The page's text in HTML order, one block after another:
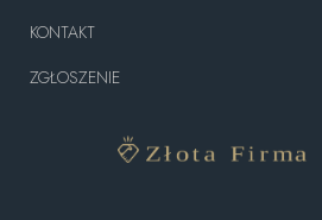
KONTAKT
ZGŁOSZENIE